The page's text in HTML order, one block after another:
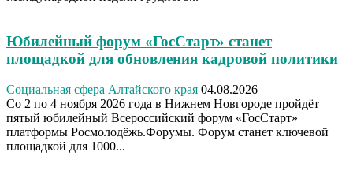
Юбилейный форум «ГосСтарт» станет
площадкой для обновления кадровой политики
Социальная сфера Алтайского края 04.08.2026
Со 2 по 4 ноября 2026 года в Нижнем Новгороде пройдёт
пятый юбилейный Всероссийский форум «ГосСтарт»
платформы Росмолодёжь.Форумы. Форум станет ключевой
площадкой для 1000...